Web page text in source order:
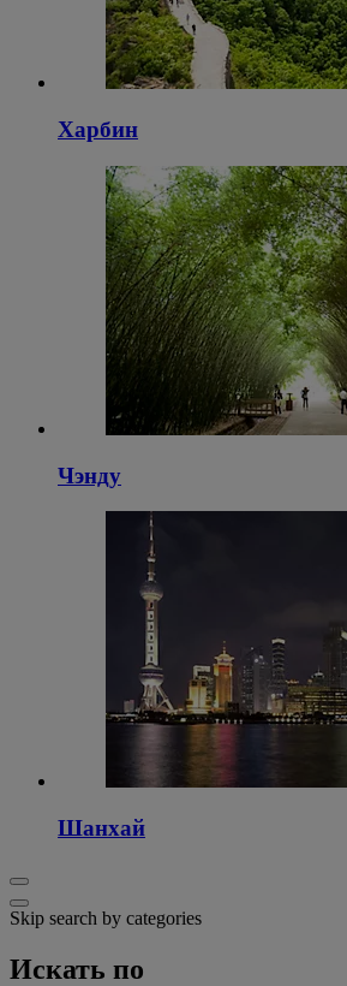
Харбин
Чэнду
Шанхай
Skip search by categories
Искать по